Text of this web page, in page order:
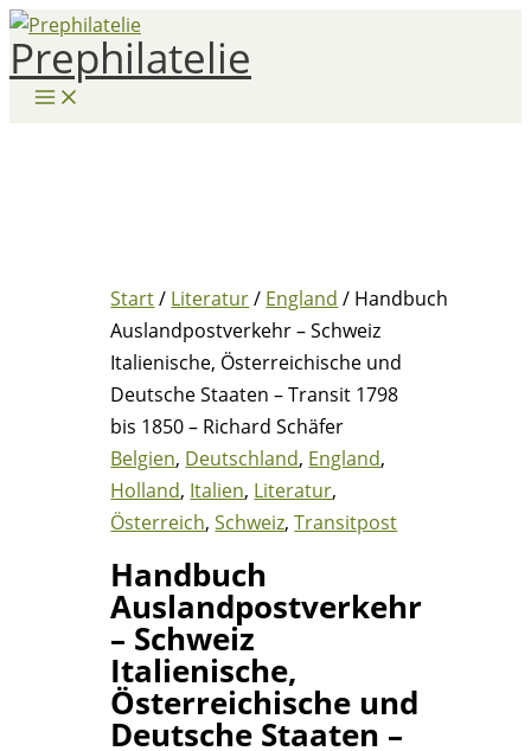
Zum
Inhalt
springen
Prephilatelie
Start/ Literatur/ England / Handbuch
Auslandpostverkehr – Schweiz
Italienische, Österreichische und
Deutsche Staaten – Transit 1798
bis 1850 – Richard Schäfer
Belgien, Deutschland, England,
Holland, Italien, Literatur,
Österreich,Schweiz,Transitpost
Handbuch
Auslandpostverkehr
– Schweiz
Italienische,
Österreichische und
Deutsche Staaten –